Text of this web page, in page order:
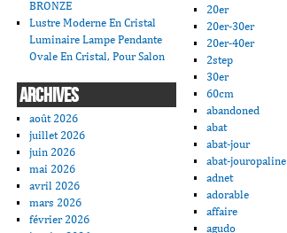
BRONZE
Lustre Moderne En Cristal
Luminaire Lampe Pendante
Ovale En Cristal, Pour Salon
ARCHIVES
août 2026
juillet 2026
juin 2026
mai 2026
avril 2026
mars 2026
février 2026
20er
20er-30er
20er-40er
2step
30er
60cm
abandoned
abat
abat-jour
abat-jouropaline
adnet
adorable
affaire
agudo